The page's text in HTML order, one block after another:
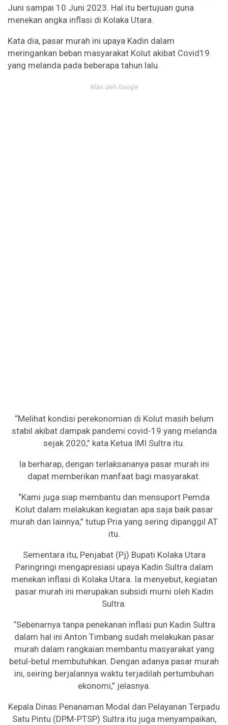
Juni sampai 10 Juni 2023. Hal itu bertujuan guna
menekan angka inflasi di Kolaka Utara.
Kata dia, pasar murah ini upaya Kadin dalam
meringankan beban masyarakat Kolut akibat Covid19
yang melanda pada beberapa tahun lalu.
Iklan oleh Google
“Melihat kondisi perekonomian di Kolut masih belum
stabil akibat dampak pandemi covid-19 yang melanda
sejak 2020,” kata Ketua IMI Sultra itu.
Ia berharap, dengan terlaksananya pasar murah ini
dapat memberikan manfaat bagi masyarakat.
“Kami juga siap membantu dan mensuport Pemda
Kolut dalam melakukan kegiatan apa saja baik pasar
murah dan lainnya,” tutup Pria yang sering dipanggil AT
itu.
Sementara itu, Penjabat (Pj) Bupati Kolaka Utara
Paringringi mengapresiasi upaya Kadin Sultra dalam
menekan inflasi di Kolaka Utara. Ia menyebut, kegiatan
pasar murah ini merupakan subsidi murni oleh Kadin
Sultra.
“Sebenarnya tanpa penekanan inflasi pun Kadin Sultra
dalam hal ini Anton Timbang sudah melakukan pasar
murah dalam rangkaian membantu masyarakat yang
betul-betul membutuhkan. Dengan adanya pasar murah
ini, seiring berjalannya waktu terjadilah pertumbuhan
ekonomi,” jelasnya.
Kepala Dinas Penanaman Modal dan Pelayanan Terpadu
Satu Pintu (DPM-PTSP) Sultra itu juga menyampaikan,